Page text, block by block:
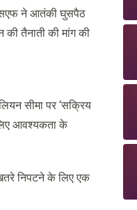
ने आतंकी घुसपैठ
तैनाती की मांग की
सीमा पर ‘सक्रिय
आवश्यकता के
निपटने के लिए एक